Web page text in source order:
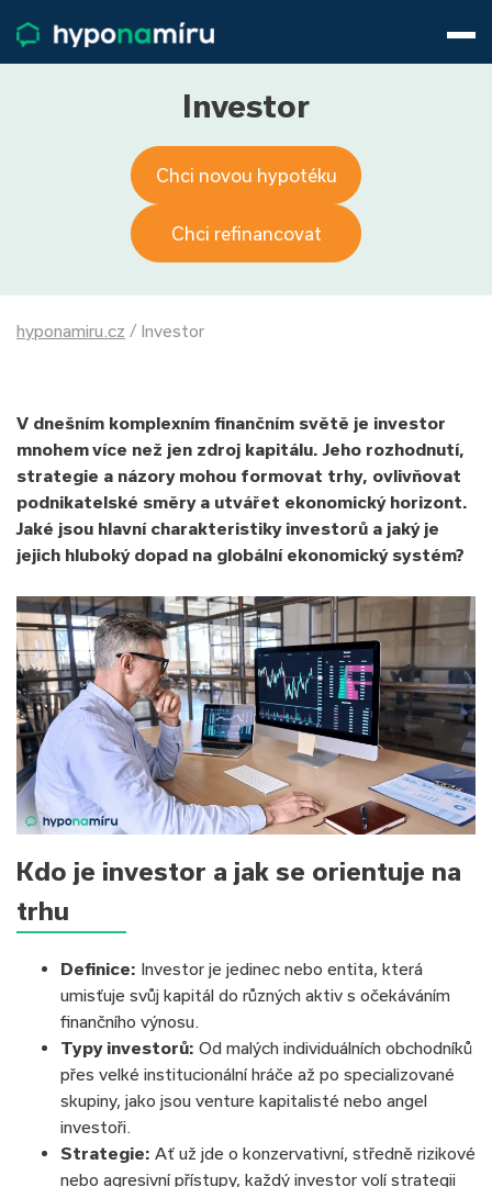
Životní pojištění
Pojištění nemovitosti
O nás
800 688 388
Přihlásit
Investor
Chci novou hypotéku
Chci refinancovat
hyponamiru.cz / Investor
V dnešním komplexním finančním světě je investor
mnohem více než jen zdroj kapitálu. Jeho rozhodnutí,
strategie a názory mohou formovat trhy, ovlivňovat
podnikatelské směry a utvářet ekonomický horizont.
Jaké jsou hlavní charakteristiky investorů a jaký je
jejich hluboký dopad na globální ekonomický systém?
Kdo je investor a jak se orientuje na
trhu
Definice: Investor je jedinec nebo entita, která
umisťuje svůj kapitál do různých aktiv s očekáváním
finančního výnosu.
Typy investorů: Od malých individuálních obchodníků
přes velké institucionální hráče až po specializované
skupiny, jako jsou venture kapitalisté nebo angel
investoři.
Strategie: Ať už jde o konzervativní, středně rizikové
nebo agresivní přístupy, každý investor volí strategii